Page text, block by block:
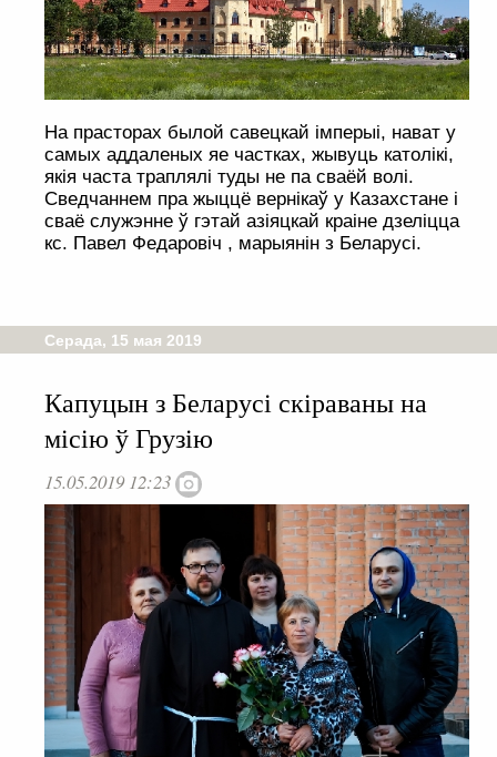
На прасторах былой савецкай імперыі, нават у
самых аддаленых яе частках, жывуць католікі,
якія часта траплялі туды не па сваёй волі.
Сведчаннем пра жыццё вернікаў у Казахстане і
сваё служэнне ў гэтай азіяцкай краіне дзеліцца
кс. Павел Федаровіч , марыянін з Беларусі.
Серада, 15 мая 2019
Капуцын з Беларусі скіраваны на
місію ў Грузію
15.05.2019 12:23